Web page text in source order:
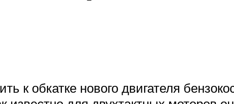
к обкатке нового двигателя